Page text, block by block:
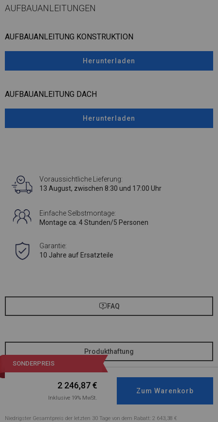
AUFBAUANLEITUNGEN
AUFBAUANLEITUNG KONSTRUKTION
Herunterladen
AUFBAUANLEITUNG DACH
Herunterladen
Voraussichtliche Lieferung:
13 August, zwischen 8:30 und 17:00 Uhr
Einfache Selbstmontage:
Montage ca. 4 Stunden/5 Personen
Garantie:
10 Jahre auf Ersatzteile
FAQ
Produkthaftung
SONDERPREIS
2 246,87€
Inklusive 19% MwSt.
Niedrigster Gesamtpreis der letzten 30 Tage von dem Rabatt: 2 643,38 €